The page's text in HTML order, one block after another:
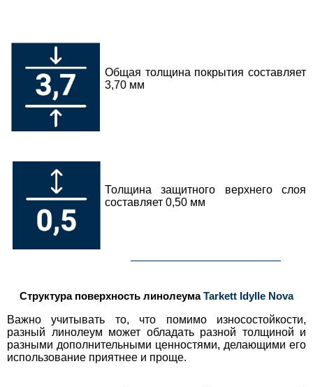
Общая толщина покрытия составляет
3,70 мм
Толщина защитного верхнего слоя
составляет 0,50 мм
Структура поверхность линолеумаTarkett Idylle Nova
Важно учитывать то, что помимо износостойкости,
разный линолеум может обладать разной толщиной и
разными дополнительными ценностями, делающими его
использование приятнее и проще.